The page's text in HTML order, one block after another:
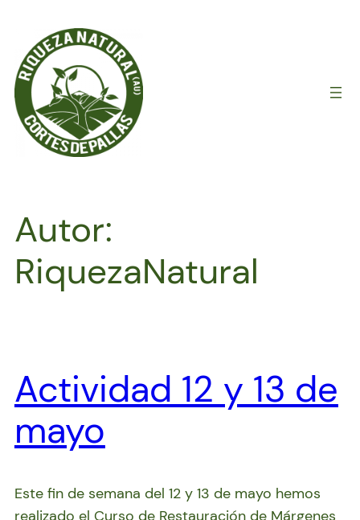
contenido
Autor:
RiquezaNatural
Actividad 12 y 13 de
mayo
Este fin de semana del 12 y 13 de mayo hemos
realizado el Curso de Restauración de Márgenes